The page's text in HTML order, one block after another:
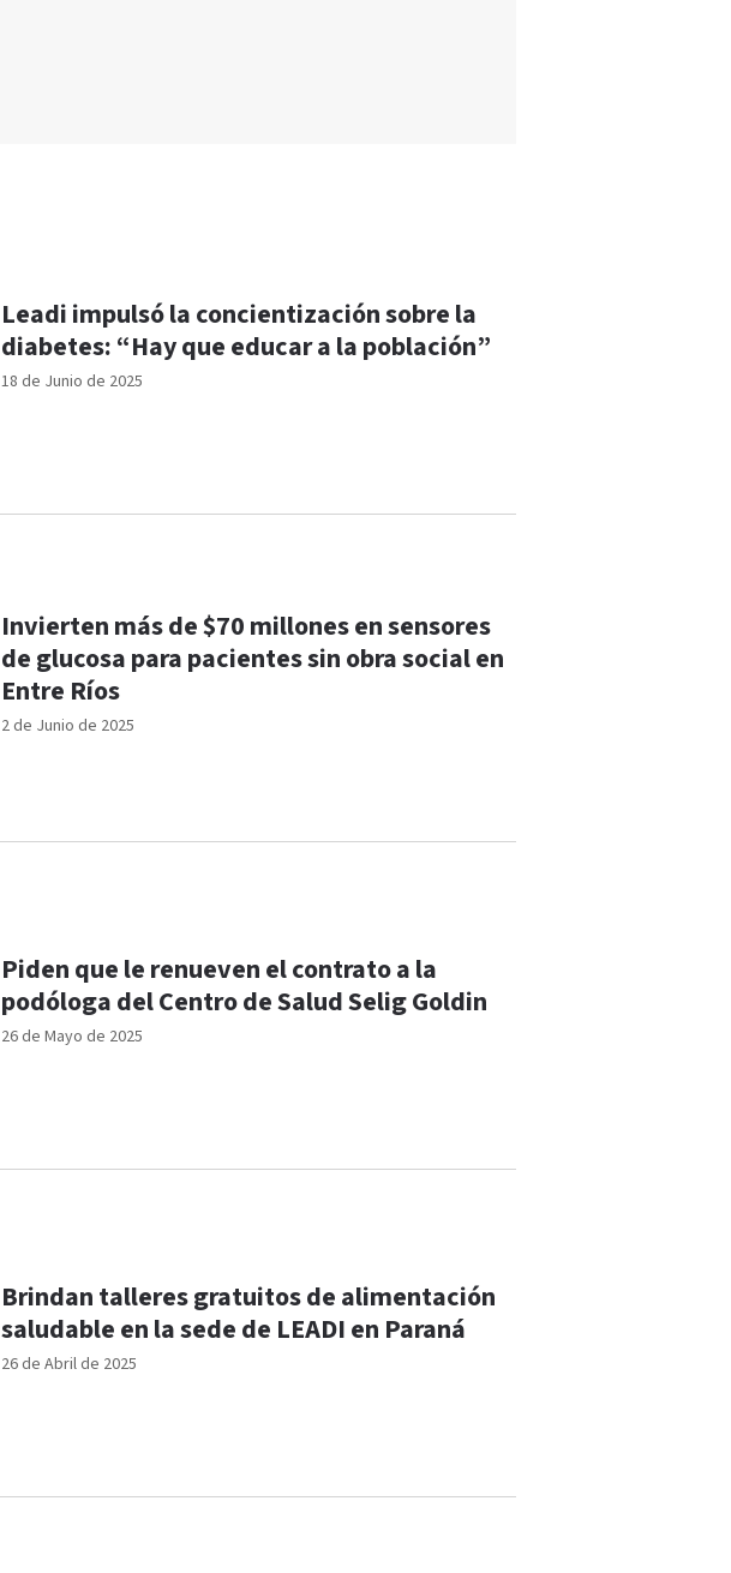
18 de Junio de 2025
Leadi impulsó la concientización sobre la
diabetes: “Hay que educar a la población”
2 de Junio de 2025
Invierten más de $70 millones en sensores
de glucosa para pacientes sin obra social en
Entre Ríos
26 de Mayo de 2025
Piden que le renueven el contrato a la
podóloga del Centro de Salud Selig Goldin
26 de Abril de 2025
Brindan talleres gratuitos de alimentación
saludable en la sede de LEADI en Paraná